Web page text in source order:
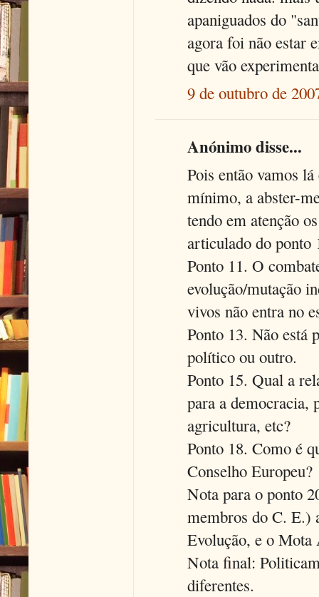
apaniguados do
agora foi não estar
que vão
9 de outubro de
Anónimo disse...
Pois então vamos
mínimo, a abster-
tendo em atenção
articulado do ponto
Ponto 11. O
evolução/mutação
vivos não entra no
Ponto 13. Não está
político ou outro.
Ponto 15. Qual a
para a democracia,
agricultura, etc?
Ponto 18. Como é
Conselho Europeu?
Nota para o ponto
membros do C. E.)
Evolução, e o Mota
Nota final:
diferentes.